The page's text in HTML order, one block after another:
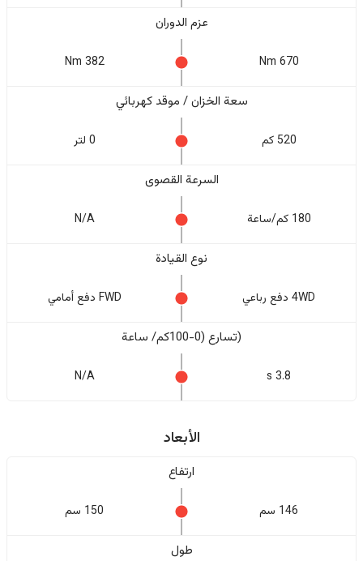
عزم الدوران
670 Nm
382 Nm
سعة الخزان / موقد كهربائي
520 كم 0 لتر
السرعة القصوى
180 كم/ساعة N/A
نوع القيادة
4WD دفع رباعي FWD دفع أمامي
(تسارع (0-100كم/ ساعة
3.8 s
N/A
الأبعاد
ارتفاع
146 سم 150 سم
طول